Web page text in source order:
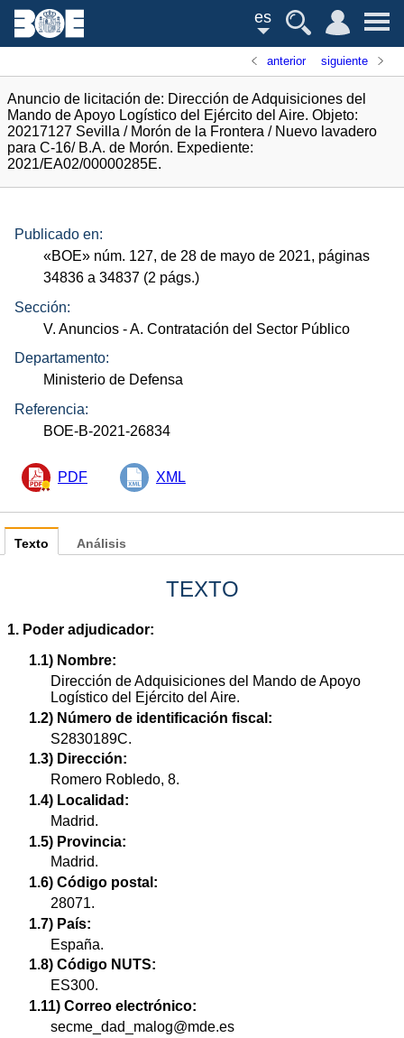
es
anterior siguiente
Anuncio de licitación de: Dirección de Adquisiciones del
Mando de Apoyo Logístico del Ejército del Aire. Objeto:
20217127 Sevilla / Morón de la Frontera / Nuevo lavadero
para C-16/ B.A. de Morón. Expediente:
2021/EA02/00000285E.
Publicado en:
«BOE» núm. 127, de 28 de mayo de 2021, páginas
34836 a 34837 (2 págs.)
Sección:
V. Anuncios - A. Contratación del Sector Público
Departamento:
Ministerio de Defensa
Referencia:
BOE-B-2021-26834
PDF XML
Texto
TEXTO
1. Poder adjudicador:
1.1) Nombre:
Dirección de Adquisiciones del Mando de Apoyo
Logístico del Ejército del Aire.
1.2) Número de identificación fiscal:
S2830189C.
1.3) Dirección:
Romero Robledo, 8.
1.4) Localidad:
Madrid.
1.5) Provincia:
Madrid.
1.6) Código postal:
28071.
1.7) País:
España.
1.8) Código NUTS:
ES300.
1.11) Correo electrónico:
secme_dad_malog@mde.es
Análisis